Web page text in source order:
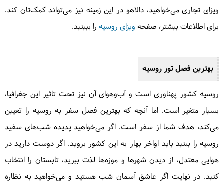
ویزای تجاری می‌خواهید، دالاهو در این زمینه نیز می‌تواند کمک‌تان کند.
برای اطلاعات بیشتر، صفحه ویزای روسیه را ببینید.
بهترین فصل تور روسیه
روسیه کشور پهناوری است و آب‌و‌هوای آن نیز تحت تاثیر این جغرافیا،
بسیار متغیر است. اما آنچه که بهترین فصل سفر به روسیه را تعیین
می‌کند، هدف شما از سفر است. اگر می‌خواهید پدیده شب‌های سفید
روسیه را ببنید باید اواخر بهار به این کشور بروید. اگر دوست دارید در
هوایی معتدل، از دیدن شهرها و موزه‌ها لذت ببرید، تابستان را انتخاب
کنید. در نهایت اگر عاشق آسمان شب هستید و می‌خواهید به نظاره